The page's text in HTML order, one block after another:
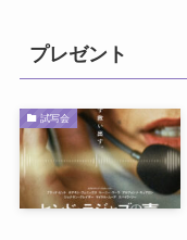
プレゼント
試写会